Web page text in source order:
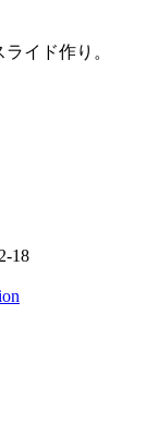
イド作り。
18